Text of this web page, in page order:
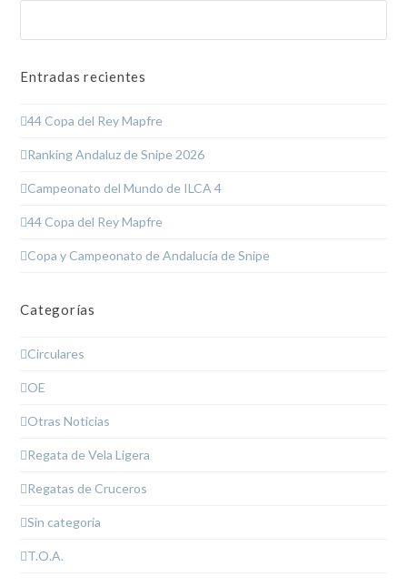
Entradas recientes
44 Copa del Rey Mapfre
Ranking Andaluz de Snipe 2026
Campeonato del Mundo de ILCA 4
44 Copa del Rey Mapfre
Copa y Campeonato de Andalucía de Snipe
Categorías
Circulares
OE
Otras Noticias
Regata de Vela Ligera
Regatas de Cruceros
Sin categoría
T.O.A.